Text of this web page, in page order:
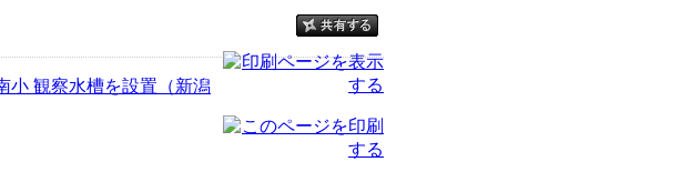
小 観察水槽を設置（新潟